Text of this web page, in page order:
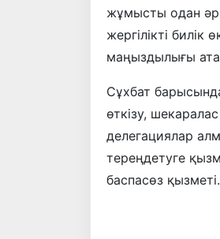
жұмысты одан
жергілікті
маңыздылығы
Сұхбат
өткізу,
делегациялар
тереңдетуге
баспасөз қызметі.